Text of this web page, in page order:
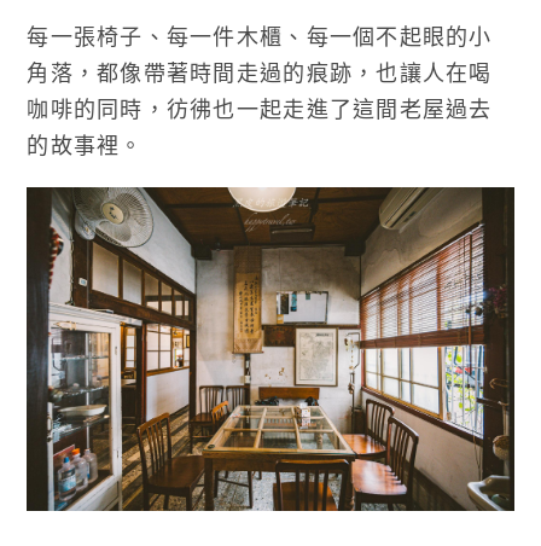
每一張椅子、每一件木櫃、每一個不起眼的小
角落，都像帶著時間走過的痕跡，也讓人在喝
咖啡的同時，彷彿也一起走進了這間老屋過去
的故事裡。